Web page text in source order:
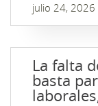
julio 24, 2026
La falta
basta